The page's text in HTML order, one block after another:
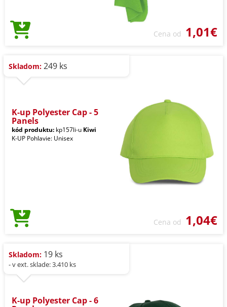
Cena od 1,01€
Skladom: 249 ks
K-up Polyester Cap - 5
Panels
kód produktu: kp157li-u Kiwi
K-UP Pohlavie: Unisex
Cena od 1,04€
Skladom: 19 ks
- v ext. sklade: 3.410 ks
K-up Polyester Cap - 6